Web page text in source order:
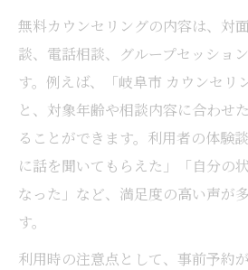
無料カウンセリングの内容は、対
談、電話相談、グループセッショ
す。例えば、「岐阜市 カウンセリ
と、対象年齢や相談内容に合わせ
ることができます。利用者の体験
に話を聞いてもらえた」「自分の
なった」など、満足度の高い声が
す。
利用時の注意点として、事前予約